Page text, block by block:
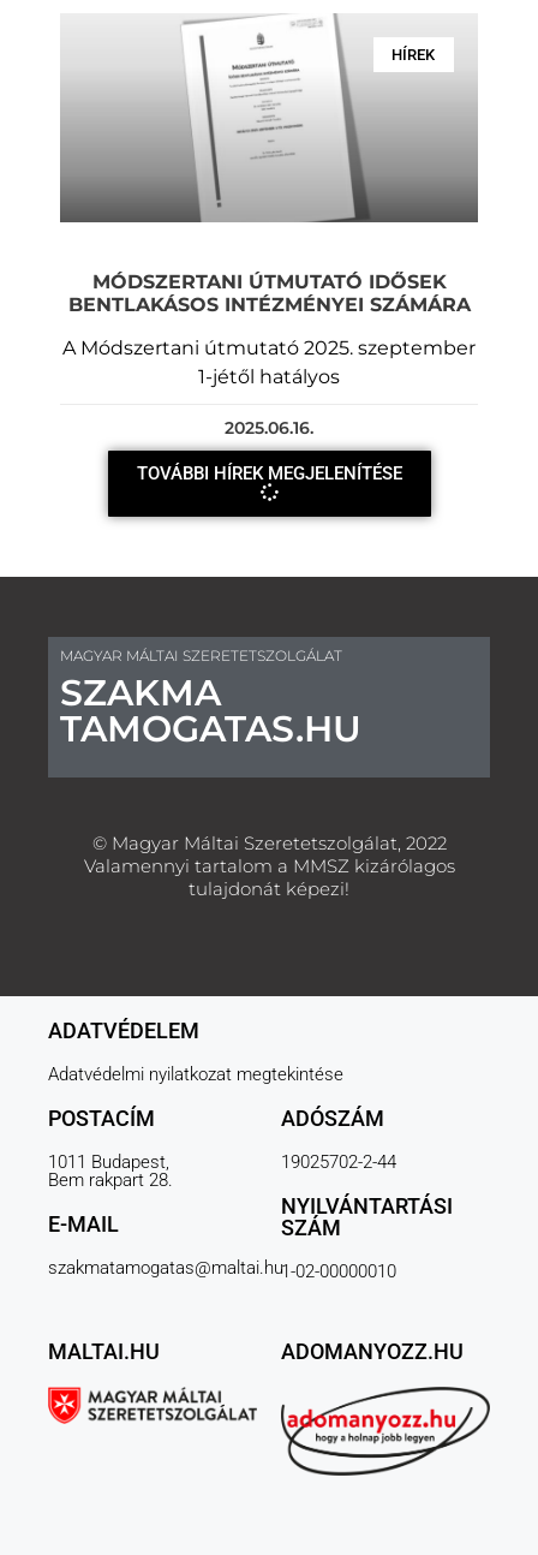
HÍREK
MÓDSZERTANI ÚTMUTATÓ IDŐSEK
BENTLAKÁSOS INTÉZMÉNYEI SZÁMÁRA
A Módszertani útmutató 2025. szeptember
1-jétől hatályos
2025.06.16.
TOVÁBBI HÍREK MEGJELENÍTÉSE
MAGYAR MÁLTAI SZERETETSZOLGÁLAT
SZAKMA
TAMOGATAS.HU
© Magyar Máltai Szeretetszolgálat, 2022
Valamennyi tartalom a MMSZ kizárólagos
tulajdonát képezi!
ADATVÉDELEM
Adatvédelmi nyilatkozat megtekintése
POSTACÍM
1011 Budapest,
Bem rakpart 28.
E-MAIL
szakmatamogatas@maltai.hu
ADÓSZÁM
19025702-2-44
NYILVÁNTARTÁSI
SZÁM
1-02-00000010
MALTAI.HU ADOMANYOZZ.HU